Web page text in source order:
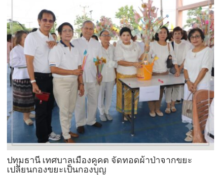
จับ
ตัว
ยาง
ชนิด
ผง-
ผงขาว”
โรงงาน
ประกาศ
ปฏิเสธ
รับ
ซื้อ
ขั้น
ต่ำ
ปทุมธานี เทศบาลเมืองคูคต จัดทอดผ้าป่าจากขยะ
เปลี่ยนกองขยะเป็นกองบุญ